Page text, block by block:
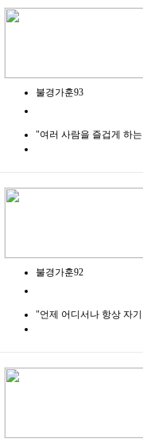
불경가훈93
"여러 사람을 즐겁게 하
불경가훈92
"언제 어디서나 항상 자